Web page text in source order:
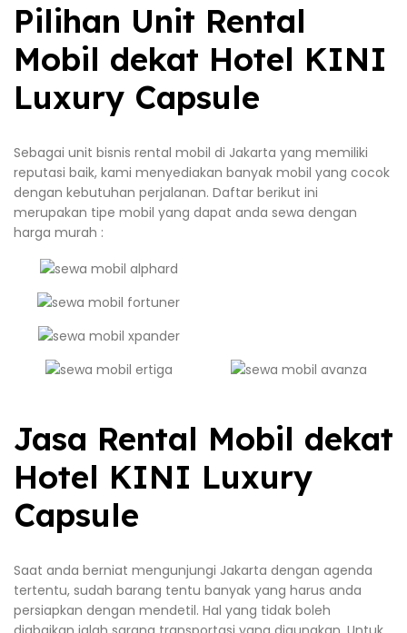
Pilihan Unit Rental
Mobil dekat Hotel KINI
Luxury Capsule
Sebagai unit bisnis rental mobil di Jakarta yang memiliki
reputasi baik, kami menyediakan banyak mobil yang cocok
dengan kebutuhan perjalanan. Daftar berikut ini
merupakan tipe mobil yang dapat anda sewa dengan
harga murah :
Jasa Rental Mobil dekat
Hotel KINI Luxury
Capsule
Saat anda berniat mengunjungi Jakarta dengan agenda
tertentu, sudah barang tentu banyak yang harus anda
persiapkan dengan mendetil. Hal yang tidak boleh